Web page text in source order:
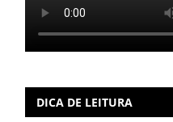
DICA DE LEITURA